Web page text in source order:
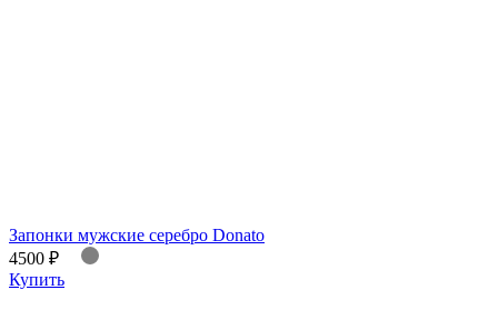
Запонки мужские серебро Donato
4500 ₽
Купить